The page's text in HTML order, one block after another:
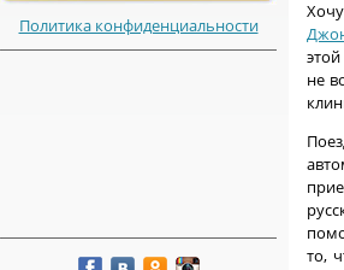
Политика конфиденциальности
не
то,